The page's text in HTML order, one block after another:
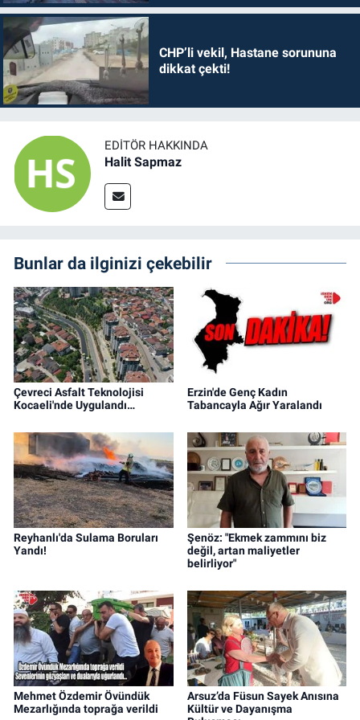
CHP’li vekil, Hastane sorununa
dikkat çekti!
EDITÖR HAKKINDA
Halit Sapmaz
Bunlar da ilginizi çekebilir
Çevreci Asfalt Teknolojisi
Kocaeli'nde Uygulandı…
Erzin'de Genç Kadın
Tabancayla Ağır Yaralandı
Reyhanlı'da Sulama Boruları
Yandı!
Şenöz: "Ekmek zammını biz
değil, artan maliyetler
belirliyor"
Mehmet Özdemir Övündük
Mezarlığında toprağa verildi
Arsuz’da Füsun Sayek Anısına
Kültür ve Dayanışma